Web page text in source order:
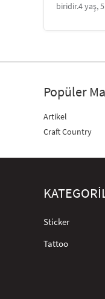
biridir.4 yaş,
Popüler
Artikel
Craft Country
Sticker
Tattoo